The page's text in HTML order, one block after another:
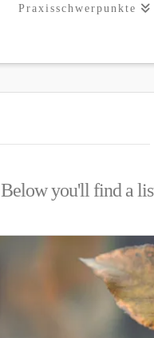
Praxisschwerpunkte
Below you'll find a